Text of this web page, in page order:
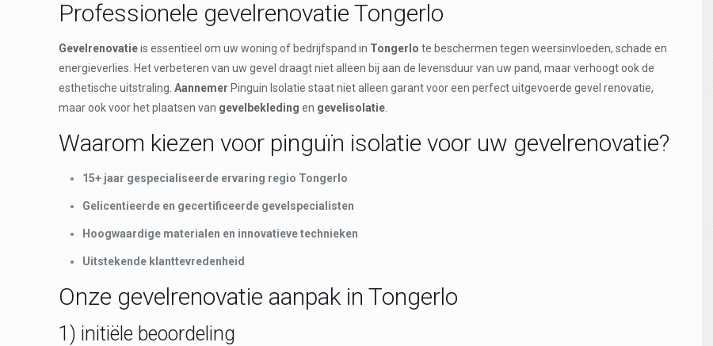
Professionele gevelrenovatie Tongerlo
Gevelrenovatieis essentieel om uw woning of bedrijfspand in Tongerlo te beschermen tegen weersinvloeden, schade en
energieverlies. Het verbeteren van uw gevel draagt niet alleen bij aan de levensduur van uw pand, maar verhoogt ook de
esthetische uitstraling.Aannemer Pinguin Isolatie staat niet alleen garant voor een perfect uitgevoerde gevel renovatie,
maar ook voor het plaatsen van gevelbekleding en gevelisolatie
Waarom kiezen voor pinguïn isolatie voor uw gevelrenovatie?
15+ jaar gespecialiseerde ervaring regio Tongerlo
Gelicentieerde en gecertificeerde gevelspecialisten
Hoogwaardige materialen en innovatieve technieken
Uitstekende klanttevredenheid
Onze gevelrenovatie aanpak in Tongerlo
1) initiële beoordeling